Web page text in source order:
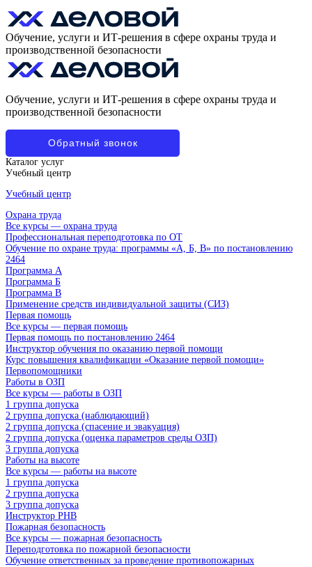
Обучение, услуги и ИТ-решения в сфере охраны труда и
производственной безопасности
Обучение, услуги и ИТ-решения в сфере охраны труда и
производственной безопасности
Обратный звонок
Каталог услуг
Учебный центр
Учебный центр
Охрана труда
Все курсы — охрана труда
Профессиональная переподготовка по ОТ
Обучение по охране труда: программы «А, Б, В» по постановлению
2464
Программа А
Программа Б
Программа В
Применение средств индивидуальной защиты (СИЗ)
Первая помощь
Все курсы — первая помощь
Первая помощь по постановлению 2464
Инструктор обучения по оказанию первой помощи
Курс повышения квалификации «Оказание первой помощи»
Первопомощники
Работы в ОЗП
Все курсы — работы в ОЗП
1 группа допуска
2 группа допуска (наблюдающий)
2 группа допуска (спасение и эвакуация)
2 группа допуска (оценка параметров среды ОЗП)
3 группа допуска
Работы на высоте
Все курсы — работы на высоте
1 группа допуска
2 группа допуска
3 группа допуска
Инструктор РНВ
Пожарная безопасность
Все курсы — пожарная безопасность
Переподготовка по пожарной безопасности
Обучение ответственных за проведение противопожарных